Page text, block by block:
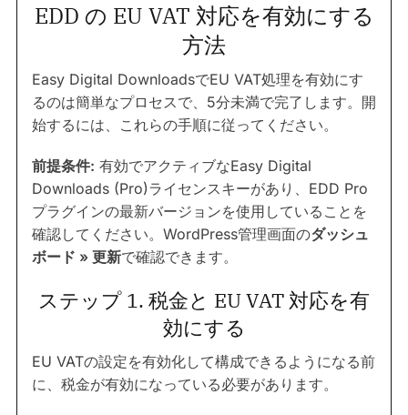
EDD の EU VAT 対応を有効にする
方法
Easy Digital DownloadsでEU VAT処理を有効にす
るのは簡単なプロセスで、5分未満で完了します。開
始するには、これらの手順に従ってください。
前提条件: 有効でアクティブなEasy Digital
Downloads (Pro)ライセンスキーがあり、EDD Pro
プラグインの最新バージョンを使用していることを
確認してください。WordPress管理画面のダッシュ
ボード » 更新で確認できます。
ステップ 1. 税金と EU VAT 対応を有
効にする
EU VATの設定を有効化して構成できるようになる前
に、税金が有効になっている必要があります。